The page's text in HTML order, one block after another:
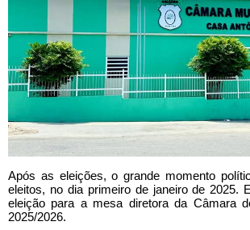
Após as eleições, o grande momento
eleitos, no dia primeiro de janeiro de 2025.
eleição para a mesa diretora da Câmara
2025/2026.